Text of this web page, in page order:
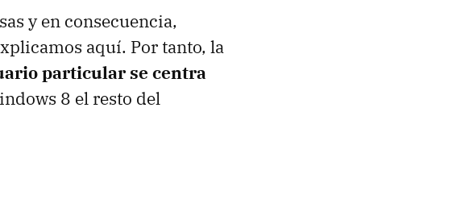
y en consecuencia,
aquí. Por tanto, la
particular se centra
8 el resto del